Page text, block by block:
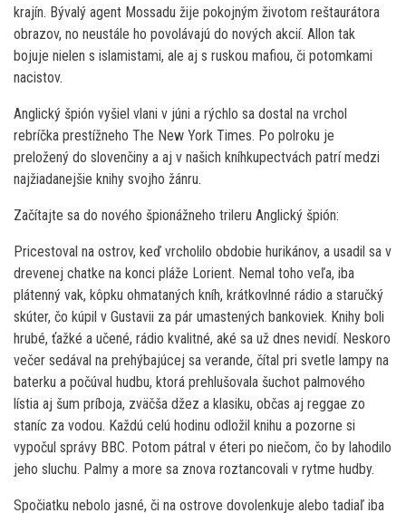
krajín. Bývalý agent Mossadu žije pokojným životom reštaurátora
obrazov, no neustále ho povolávajú do nových akcií. Allon tak
bojuje nielen s islamistami, ale aj s ruskou mafiou, či potomkami
nacistov.
Anglický špión vyšiel vlani v júni a rýchlo sa dostal na vrchol
rebríčka prestížneho The New York Times. Po polroku je
preložený do slovenčiny a aj v našich kníhkupectvách patrí medzi
najžiadanejšie knihy svojho žánru.
Začítajte sa do nového špionážneho trileru Anglický špión:
Pricestoval na ostrov, keď vrcholilo obdobie hurikánov, a usadil sa v
drevenej chatke na konci pláže Lorient. Nemal toho veľa, iba
plátenný vak, kôpku ohmataných kníh, krátkovlnné rádio a staručký
skúter, čo kúpil v Gustavii za pár umastených bankoviek. Knihy boli
hrubé, ťažké a učené, rádio kvalitné, aké sa už dnes nevidí. Neskoro
večer sedával na prehýbajúcej sa verande, čítal pri svetle lampy na
baterku a počúval hudbu, ktorá prehlušovala šuchot palmového
lístia aj šum príboja, zväčša džez a klasiku, občas aj reggae zo
staníc za vodou. Každú celú hodinu odložil knihu a pozorne si
vypočul správy BBC. Potom pátral v éteri po niečom, čo by lahodilo
jeho sluchu. Palmy a more sa znova roztancovali v rytme hudby.
Spočiatku nebolo jasné, či na ostrove dovolenkuje alebo tadiaľ iba